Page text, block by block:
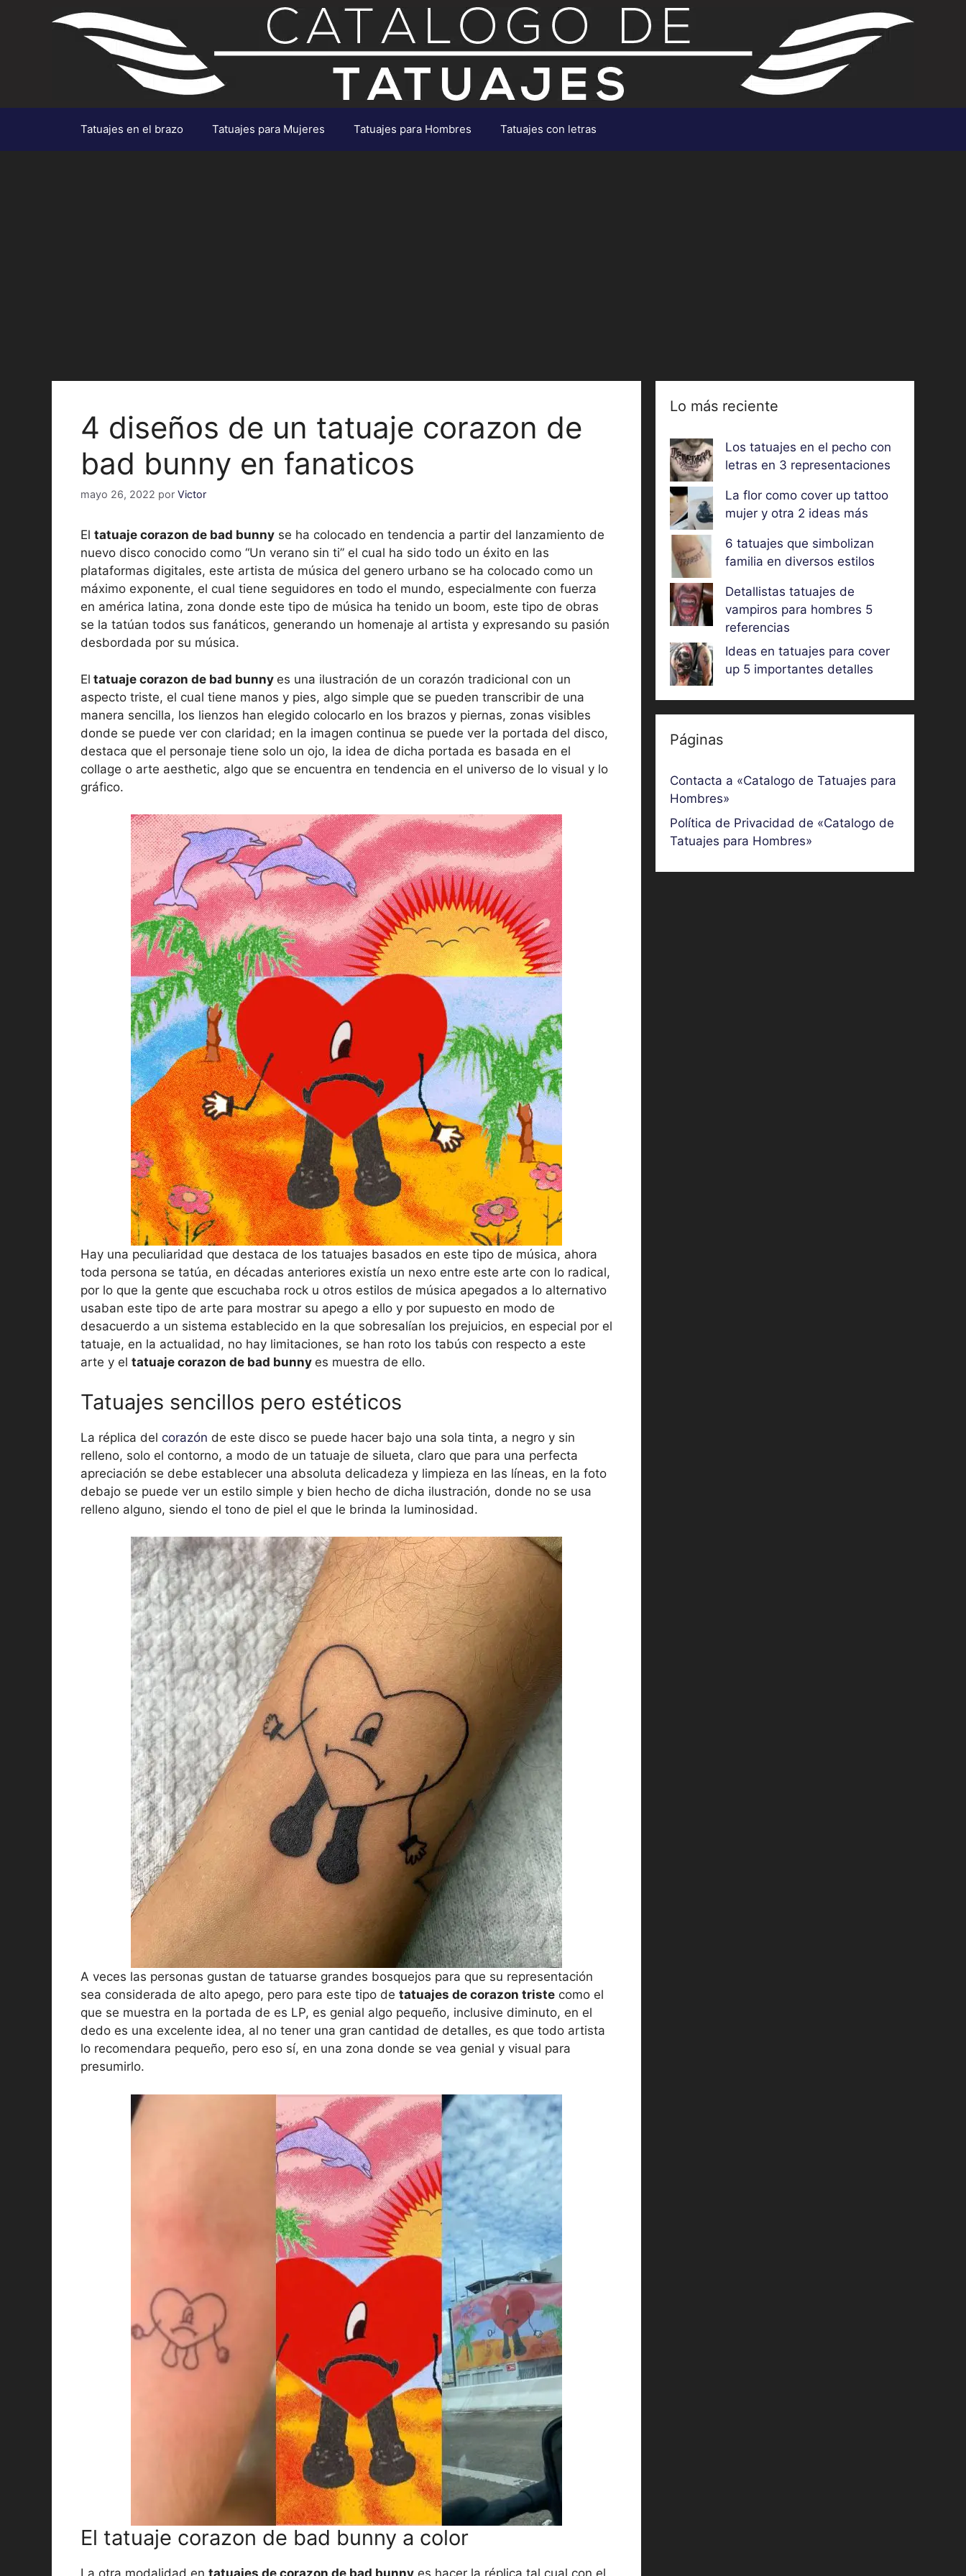
Tatuajes en el brazo Tatuajes para Mujeres Tatuajes para Hombres Tatuajes con letras
4 diseños de un tatuaje corazon de
bad bunny en fanaticos
mayo 26, 2022 por Victor
El tatuaje corazon de bad bunny se ha colocado en tendencia a partir del lanzamiento de
nuevo disco conocido como “Un verano sin ti” el cual ha sido todo un éxito en las
plataformas digitales, este artista de música del genero urbano se ha colocado como un
máximo exponente, el cual tiene seguidores en todo el mundo, especialmente con fuerza
en américa latina, zona donde este tipo de música ha tenido un boom, este tipo de obras
se la tatúan todos sus fanáticos, generando un homenaje al artista y expresando su pasión
desbordada por su música.
El tatuaje corazon de bad bunny es una ilustración de un corazón tradicional con un
aspecto triste, el cual tiene manos y pies, algo simple que se pueden transcribir de una
manera sencilla, los lienzos han elegido colocarlo en los brazos y piernas, zonas visibles
donde se puede ver con claridad; en la imagen continua se puede ver la portada del disco,
destaca que el personaje tiene solo un ojo, la idea de dicha portada es basada en el
collage o arte aesthetic, algo que se encuentra en tendencia en el universo de lo visual y lo
gráfico.
Hay una peculiaridad que destaca de los tatuajes basados en este tipo de música, ahora
toda persona se tatúa, en décadas anteriores existía un nexo entre este arte con lo radical,
por lo que la gente que escuchaba rock u otros estilos de música apegados a lo alternativo
usaban este tipo de arte para mostrar su apego a ello y por supuesto en modo de
desacuerdo a un sistema establecido en la que sobresalían los prejuicios, en especial por el
tatuaje, en la actualidad, no hay limitaciones, se han roto los tabús con respecto a este
arte y el tatuaje corazon de bad bunny es muestra de ello.
Tatuajes sencillos pero estéticos
La réplica del corazón de este disco se puede hacer bajo una sola tinta, a negro y sin
relleno, solo el contorno, a modo de un tatuaje de silueta, claro que para una perfecta
apreciación se debe establecer una absoluta delicadeza y limpieza en las líneas, en la foto
debajo se puede ver un estilo simple y bien hecho de dicha ilustración, donde no se usa
relleno alguno, siendo el tono de piel el que le brinda la luminosidad.
A veces las personas gustan de tatuarse grandes bosquejos para que su representación
sea considerada de alto apego, pero para este tipo de tatuajes de corazon triste como el
que se muestra en la portada de es LP, es genial algo pequeño, inclusive diminuto, en el
dedo es una excelente idea, al no tener una gran cantidad de detalles, es que todo artista
lo recomendara pequeño, pero eso sí, en una zona donde se vea genial y visual para
presumirlo.
El tatuaje corazon de bad bunny a color
La otra modalidad en tatuajes de corazon de bad bunny es hacer la réplica tal cual con el
Lo más reciente
Los tatuajes en el pecho con
letras en 3 representaciones
La flor como cover up tattoo
mujer y otra 2 ideas más
6 tatuajes que simbolizan
familia en diversos estilos
Detallistas tatuajes de
vampiros para hombres 5
referencias
Ideas en tatuajes para cover
up 5 importantes detalles
Páginas
Contacta a «Catalogo de Tatuajes para
Hombres»
Política de Privacidad de «Catalogo de
Tatuajes para Hombres»